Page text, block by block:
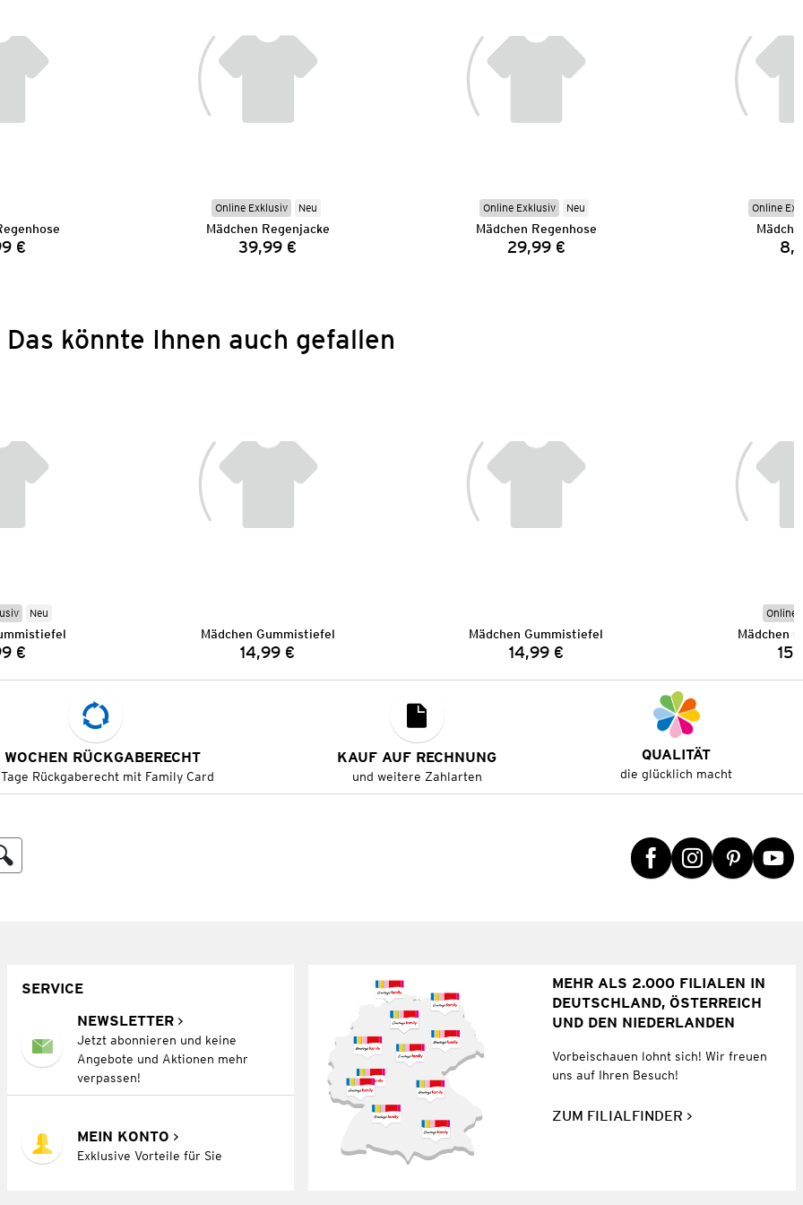
€
Online Exklusiv Neu
Mädchen Regenjacke
Preis:
39,99 €
Online Exklusiv Neu
Mädchen Regenhose
Preis:
29,99 €
Online
Das könnte Ihnen auch gefallen
Neu
€
Mädchen Gummistiefel
Preis:
14,99 €
Mädchen Gummistiefel
Preis:
14,99 €
Online
Mädchen
RÜCKGABERECHT
Rückgaberecht mit Family Card
KAUF AUF RECHNUNG
und weitere Zahlarten
QUALITÄT
die glücklich macht
SERVICE
NEWSLETTER
Jetzt abonnieren und keine
Angebote und Aktionen mehr
verpassen!
MEIN KONTO
Exklusive Vorteile für Sie
MEHR ALS 2.000 FILIALEN IN
DEUTSCHLAND, ÖSTERREICH
UND DEN NIEDERLANDEN
Vorbeischauen lohnt sich! Wir freuen
uns auf Ihren Besuch!
ZUM FILIALFINDER